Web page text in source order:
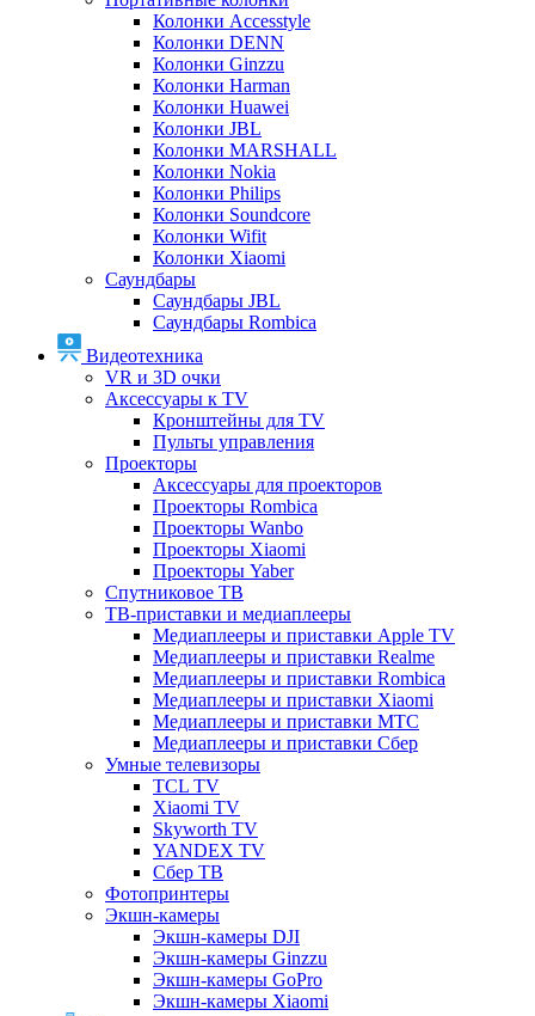
Колонки Accesstyle
Колонки DENN
Колонки Ginzzu
Колонки Harman
Колонки Huawei
Колонки JBL
Колонки MARSHALL
Колонки Nokia
Колонки Philips
Колонки Soundcore
Колонки Wifit
Колонки Xiaomi
Саундбары
Саундбары JBL
Саундбары Rombica
Видеотехника
VR и 3D очки
Аксессуары к TV
Кронштейны для TV
Пульты управления
Проекторы
Аксессуары для проекторов
Проекторы Rombica
Проекторы Wanbo
Проекторы Xiaomi
Проекторы Yaber
Спутниковое ТВ
ТВ-приставки и медиаплееры
Медиаплееры и приставки Apple TV
Медиаплееры и приставки Realme
Медиаплееры и приставки Rombica
Медиаплееры и приставки Xiaomi
Медиаплееры и приставки МТС
Медиаплееры и приставки Сбер
Умные телевизоры
TCL TV
Xiaomi TV
Skyworth TV
YANDEX TV
Сбер ТВ
Фотопринтеры
Экшн-камеры
Экшн-камеры DJI
Экшн-камеры Ginzzu
Экшн-камеры GoPro
Экшн-камеры Xiaomi